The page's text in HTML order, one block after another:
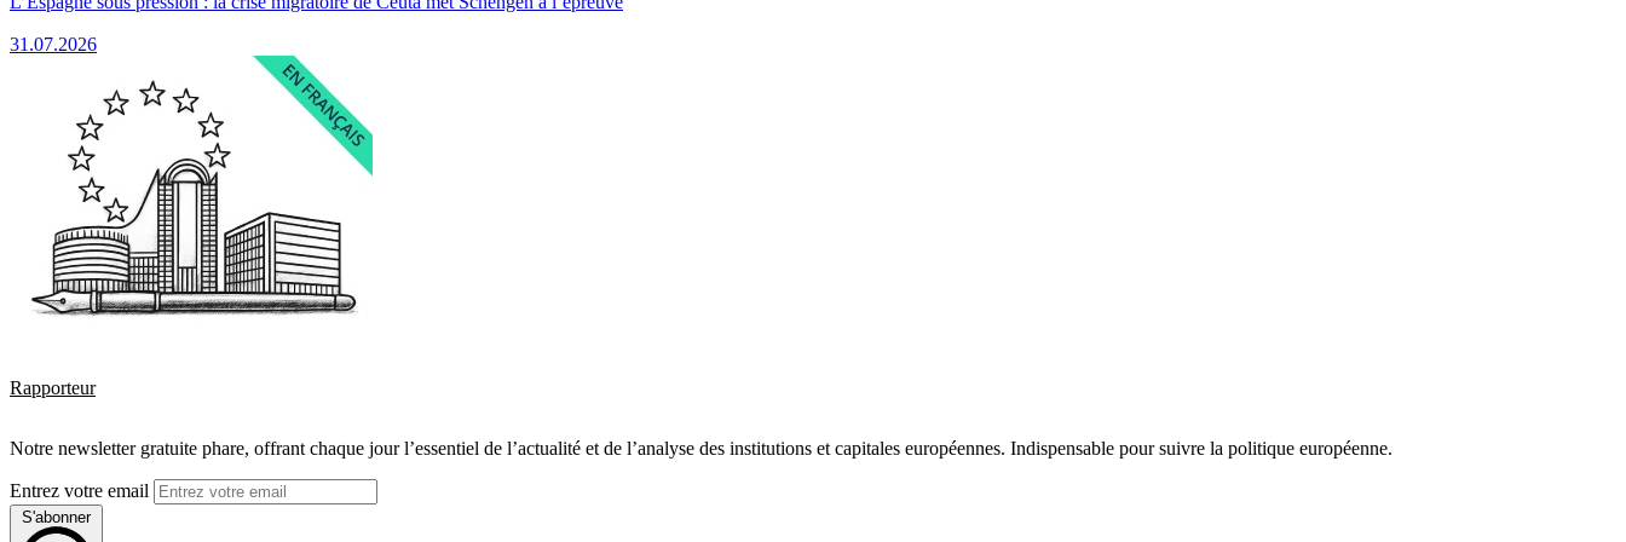
31.07.2026
Rapporteur
Notre newsletter gratuite phare, offrant chaque jour l’essentiel de l’actualité et de l’analyse des institutions et capitales européennes. Indispensable pour suivre la politique européenne.
Entrez votre email
S'abonner